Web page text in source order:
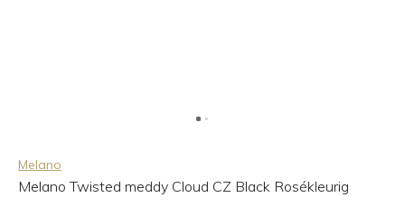
Melano
Melano Twisted meddy Cloud CZ Black Rosékleurig